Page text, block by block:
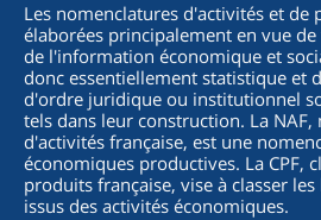
Les nomenclatures d'activités et de
élaborées principalement en vue
de l'information économique et
donc essentiellement statistique et
d'ordre juridique ou institutionnel
tels dans leur construction. La
d'activités française, est une
économiques productives. La CPF,
produits française, vise à classer
issus des activités économiques.